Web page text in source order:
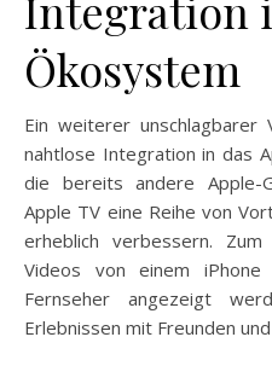
Ökosystem
Ein weiterer
nahtlose Integration in das
die bereits andere Apple-
Apple TV eine Reihe von
erheblich verbessern.
Videos von einem
Fernseher angezeigt
Erlebnissen mit Freunden